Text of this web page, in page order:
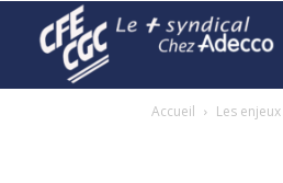
Accueil Les enjeux